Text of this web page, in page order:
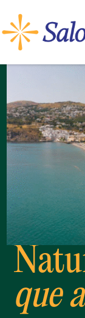
que